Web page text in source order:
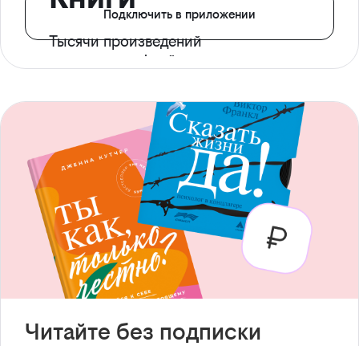
Тысячи произведений
с доступом офлайн
Подключить в приложении
Читайте без подписки